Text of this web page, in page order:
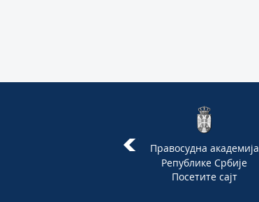
Правосудна академија
Републике Србије
Посетите сајт